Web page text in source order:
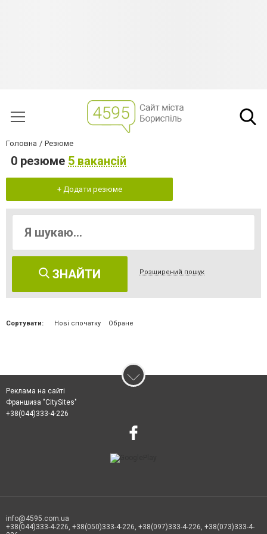
Головна Резюме
0 резюме 5 вакансій
+ Додати резюме
ЗНАЙТИ Розширений пошук
Сортувати: Нові спочатку Обране
Реклама на сайті
Франшиза "CitySites"
+38(044)333-4-226
info@4595.com.ua
+38(044)333-4-226, +38(050)333-4-226, +38(097)333-4-226, +38(073)333-4-